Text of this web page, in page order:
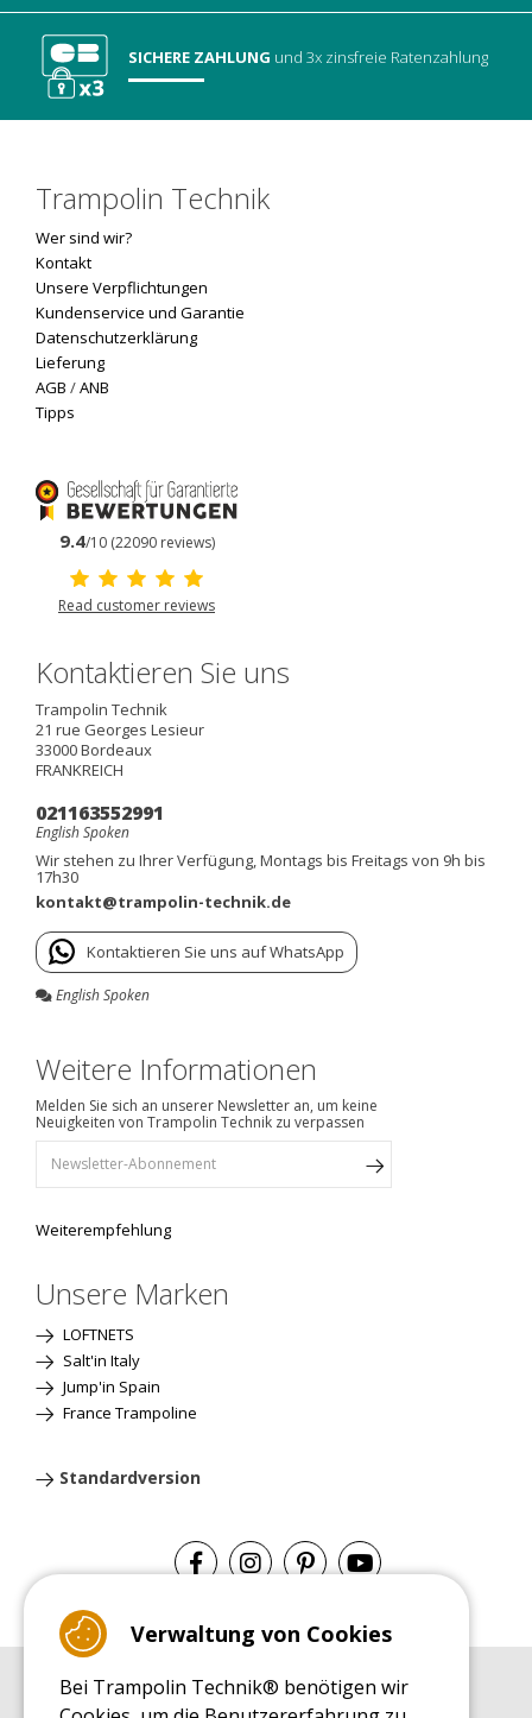
SICHERE ZAHLUNG und 3x zinsfreie Ratenzahlung
Trampolin Technik
Wer sind wir?
Kontakt
Unsere Verpflichtungen
Kundenservice und Garantie
Datenschutzerklärung
Lieferung
AGB /ANB
Tipps
9.4/10 (22090 reviews)
Read customer reviews
Kontaktieren Sie uns
Trampolin Technik
21 rue Georges Lesieur
33000Bordeaux
FRANKREICH
021163552991
English Spoken
Wir stehen zu Ihrer Verfügung, Montags bis Freitags von 9h bis
17h30
kontakt@trampolin-technik.de
Kontaktieren Sie uns auf WhatsApp
English Spoken
Weitere Informationen
Melden Sie sich an unserer Newsletter an, um keine
Neuigkeiten von Trampolin Technik zu verpassen
Weiterempfehlung
Unsere Marken
LOFTNETS
Salt'in Italy
Jump'in Spain
France Trampoline
Standardversion
EINKAUFSRATGEBER
Verwaltung von Cookies
Bei Trampolin Technik® benötigen wir